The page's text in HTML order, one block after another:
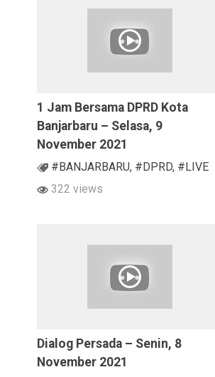
1 Jam Bersama DPRD Kota
Banjarbaru – Selasa, 9
November 2021
#BANJARBARU, #DPRD, #LIVE
322 views
Dialog Persada – Senin, 8
November 2021